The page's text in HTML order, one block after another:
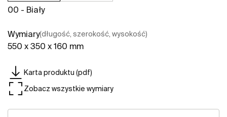
00 - Biały
Wymiary(długość, szerokość, wysokość)
550 x 350 x 160 mm
Karta produktu (pdf)
Zobacz wszystkie wymiary